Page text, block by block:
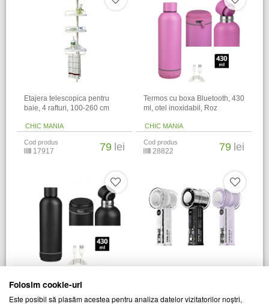
Etajera telescopica pentru
baie, 4 rafturi, 100-260 cm
CHIC MANIA
Cod produs
17917 79 lei
Termos cu boxa Bluetooth, 430
ml, otel inoxidabil, Roz
CHIC MANIA
Cod produs
28822 79 lei
Termos cu boxa Bluetooth, 430
transparent
Folosim cookie-uri
Este posibil să plasăm acestea pentru analiza datelor vizitatorilor noștri,